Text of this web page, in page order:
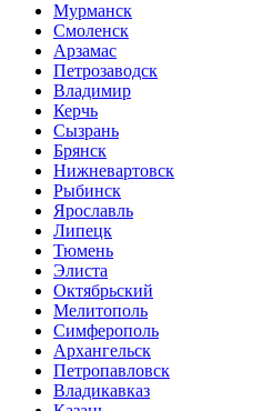
Мурманск
Смоленск
Арзамас
Петрозаводск
Владимир
Керчь
Сызрань
Брянск
Нижневартовск
Рыбинск
Ярославль
Липецк
Тюмень
Элиста
Октябрьский
Мелитополь
Симферополь
Архангельск
Петропавловск
Владикавказ